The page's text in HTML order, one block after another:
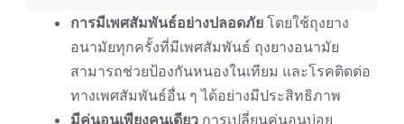
การมีเพศสัมพันธ์อย่างปลอดภัย โดยใช้ถุงยาง
อนามัยทุกครั้งที่มีเพศสัมพันธ์ ถุงยางอนามัย
สามารถช่วยป้องกันหนองในเทียม และโรคติดต่อ
ทางเพศสัมพันธ์อื่น ๆ ได้อย่างมีประสิทธิภาพ
มีคู่นอนเพียงคนเดียว การเปลี่ยนคู่นอนบ่อย